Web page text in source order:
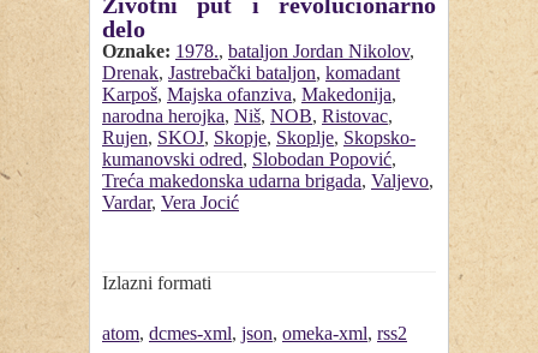
delo
Oznake: 1978., bataljon Jordan Nikolov,
Drenak, Jastrebački bataljon, komadant
Karpoš, Majska ofanziva, Makedonija,
narodna herojka, Niš, NOB, Ristovac,
Rujen, SKOJ, Skopje, Skoplje, Skopsko-
kumanovski odred, Slobodan Popović,
Treća makedonska udarna brigada, Valjevo,
Vardar, Vera Jocić
Izlazni formati
atom, dcmes-xml, json, omeka-xml, rss2